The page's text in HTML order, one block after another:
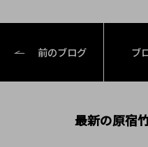
前のブログ ブ
最新の原宿